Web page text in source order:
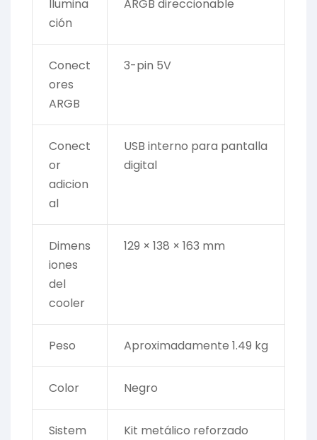
Ilumina
ción
ARGB direccionable
Conect
ores
ARGB
3-pin 5V
Conect
or
adicion
al
USB interno para pantalla
digital
Dimens
iones
del
cooler
129 × 138 × 163 mm
Peso Aproximadamente 1.49 kg
Color Negro
Sistem
Kit metálico reforzado